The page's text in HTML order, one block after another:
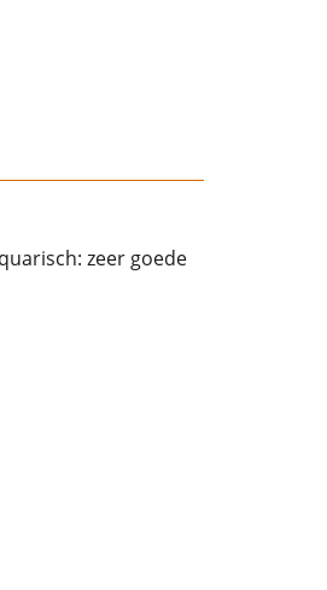
zeer goede